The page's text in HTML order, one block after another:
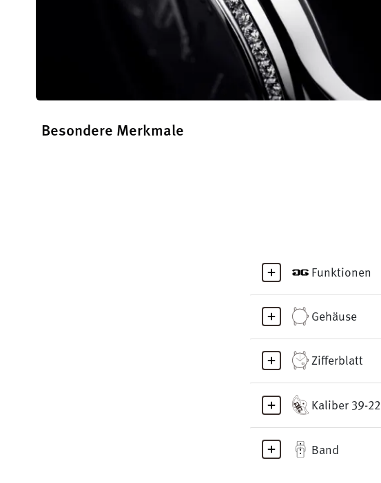
Besondere Merkmale
Funktionen
Gehäuse
Zifferblatt
Kaliber 39-22
Band